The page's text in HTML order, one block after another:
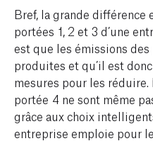
Bref, la grande différence
portées 1, 2 et 3 d’une
est que les émissions des
produites et qu’il est
mesures pour les
portée 4 ne sont même
grâce aux choix
entreprise emploie pour